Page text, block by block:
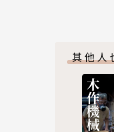
其他人